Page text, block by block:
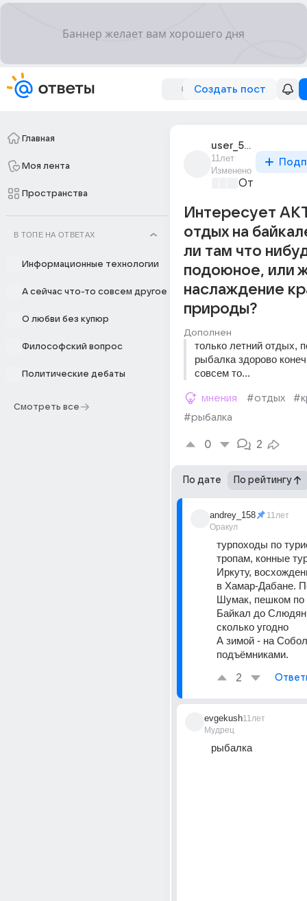
Создать пост
Главная
Моя лента
Пространства
В ТОПЕ НА ОТВЕТАХ
Информационные технологии
А сейчас что-то совсем другое
О любви без купюр
Философский вопрос
Политические дебаты
Смотреть все
user_50098866
11лет
Изменено
Отпуск
Интересует
отдых на
ли там что
подоюное, или
наслаждение
природы?
Дополнен
только летний отдых,
рыбалка здорово
совсем то...
мнения #отдых
#рыбалка
0 2
По дате По рейтингу
andrey_158
Оракул
11лет
турпоходы по
тропам, конные
Иркуту,
в Хамар-Дабане.
Шумак, пешком по
Байкал до
сколько угодно
А зимой - на
подъёмниками.
2
evgekush
Мудрец
11лет
рыбалка